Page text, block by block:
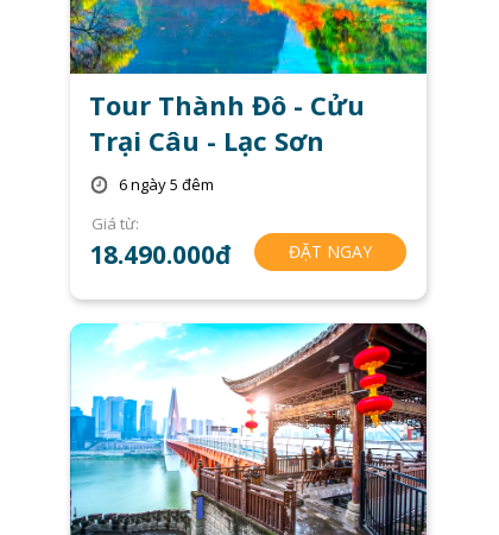
Tour Thành Đô - Cửu
Trại Câu - Lạc Sơn
Giá từ:
18.490.000đ ĐẶT NGAY
6 ngày 5 đêm